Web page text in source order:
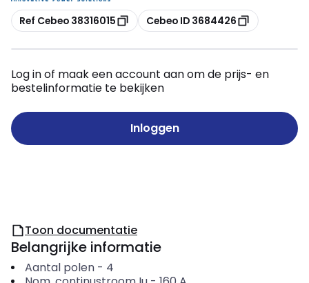
Kopiëren
Ref Cebeo 38316015 Kopiëren
Cebeo ID 3684426
Log in of maak een account aan om de prijs- en
bestelinformatie te bekijken
Inloggen
Toon documentatie
Belangrijke informatie
Aantal polen- 4